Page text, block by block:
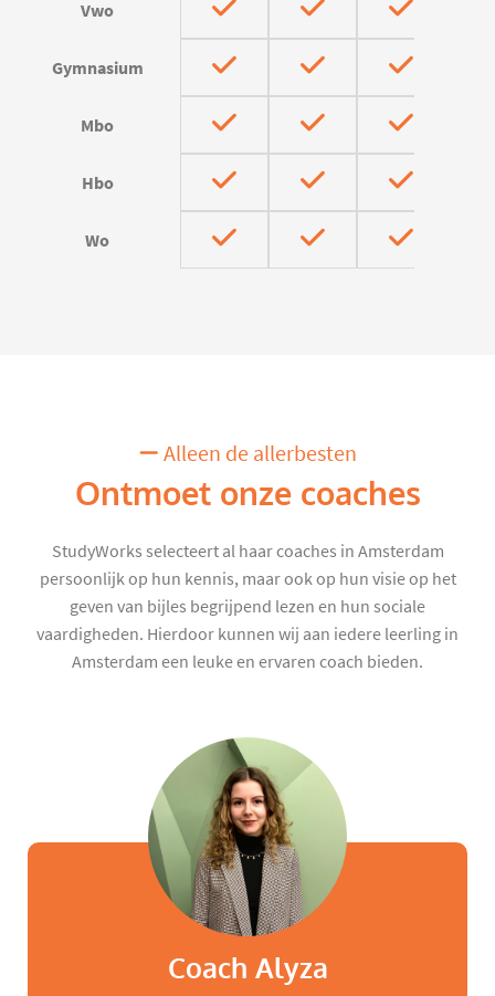
Vwo
Gymnasium
Mbo
Hbo
Wo
Alleen de allerbesten
Ontmoet onze coaches
StudyWorks selecteert al haar coaches in Amsterdam
persoonlijk op hun kennis, maar ook op hun visie op het
geven van bijles begrijpend lezen en hun sociale
vaardigheden. Hierdoor kunnen wij aan iedere leerling in
Amsterdam een leuke en ervaren coach bieden.
Coach Alyza